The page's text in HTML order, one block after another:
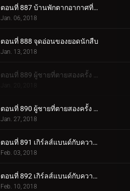
ตอนที่ 887 บ้านพักตากอากาศที่ล้อมรอบด้วยซอมบี้ (ตอนจบ)
Jan. 06, 2018
ตอนที่ 888 จุดอ่อนของยอดนักสืบ
Jan. 13, 2018
ตอนที่ 889 ผู้ชายที่ตายสองครั้ง (ตอนแรก)
Jan. 20, 2018
ตอนที่ 890 ผู้ชายที่ตายสองครั้ง (ตอนจบ)
Jan. 27, 2018
ตอนที่ 891 เกิร์ลส์แบนด์กับความสัมพันธ์อันแย่ (ตอนแรก)
Feb. 03, 2018
ตอนที่ 892 เกิร์ลส์แบนด์กับความสัมพันธ์อันแย่ (ตอนจบ)
Feb. 10, 2018